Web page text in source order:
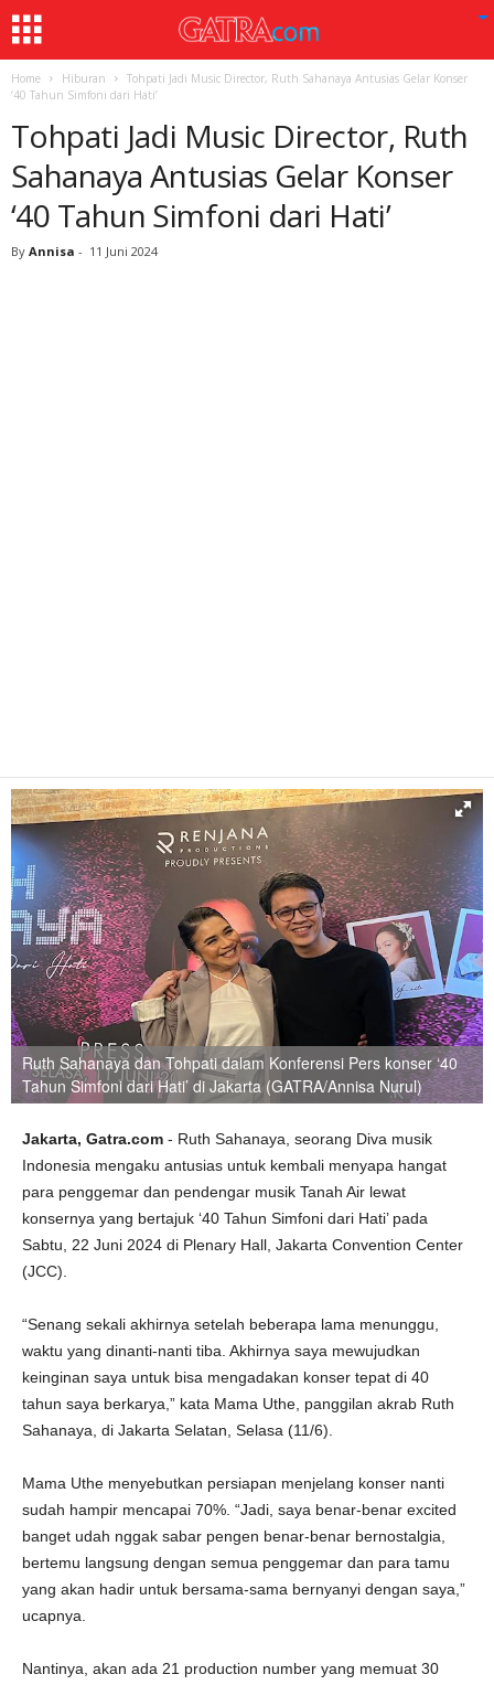
Home Hiburan
Tohpati Jadi Music Director, Ruth Sahanaya Antusias Gelar Konser
‘40 Tahun Simfoni dari Hati’
Tohpati Jadi Music Director, Ruth
Sahanaya Antusias Gelar Konser
‘40 Tahun Simfoni dari Hati’
By Annisa - 11 Juni 2024
Ruth Sahanaya dan Tohpati dalam Konferensi Pers konser ‘40
Tahun Simfoni dari Hati’ di Jakarta (GATRA/Annisa Nurul)
Jakarta, Gatra.com - Ruth Sahanaya, seorang Diva musik
Indonesia mengaku antusias untuk kembali menyapa hangat
para penggemar dan pendengar musik Tanah Air lewat
konsernya yang bertajuk ‘40 Tahun Simfoni dari Hati’ pada
Sabtu, 22 Juni 2024 di Plenary Hall, Jakarta Convention Center
(JCC).
“Senang sekali akhirnya setelah beberapa lama menunggu,
waktu yang dinanti-nanti tiba. Akhirnya saya mewujudkan
keinginan saya untuk bisa mengadakan konser tepat di 40
tahun saya berkarya,” kata Mama Uthe, panggilan akrab Ruth
Sahanaya, di Jakarta Selatan, Selasa (11/6).
Mama Uthe menyebutkan persiapan menjelang konser nanti
sudah hampir mencapai 70%. “Jadi, saya benar-benar excited
banget udah nggak sabar pengen benar-benar bernostalgia,
bertemu langsung dengan semua penggemar dan para tamu
yang akan hadir untuk bersama-sama bernyanyi dengan saya,”
ucapnya.
Nantinya, akan ada 21 production number yang memuat 30